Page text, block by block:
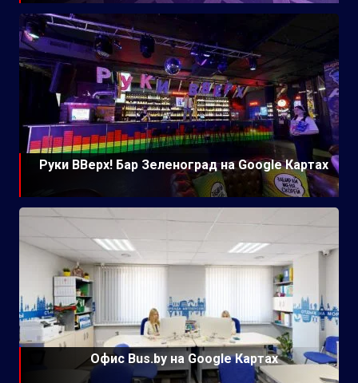
Руки ВВерх! Бар Зеленоград на Google Картах
Офис Bus.by на Google Картах